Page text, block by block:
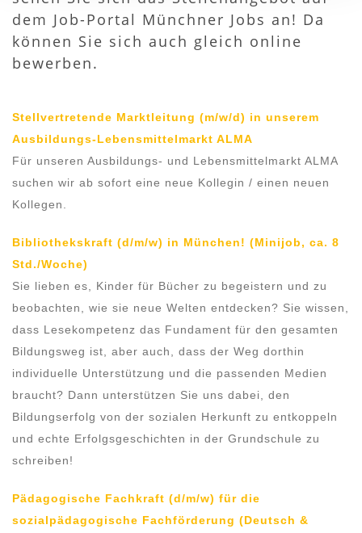
dem Job-Portal Münchner Jobs an! Da
können Sie sich auch gleich online
bewerben.
Stellvertretende Marktleitung (m/w/d) in unserem
Ausbildungs-Lebensmittelmarkt ALMA
Für unseren Ausbildungs- und Lebensmittelmarkt ALMA
suchen wir ab sofort eine neue Kollegin / einen neuen
Kollegen.
Bibliothekskraft (d/m/w) in München! (Minijob, ca. 8
Std./Woche)
Sie lieben es, Kinder für Bücher zu begeistern und zu
beobachten, wie sie neue Welten entdecken? Sie wissen,
dass Lesekompetenz das Fundament für den gesamten
Bildungsweg ist, aber auch, dass der Weg dorthin
individuelle Unterstützung und die passenden Medien
braucht? Dann unterstützen Sie uns dabei, den
Bildungserfolg von der sozialen Herkunft zu entkoppeln
und echte Erfolgsgeschichten in der Grundschule zu
schreiben!
Pädagogische Fachkraft (d/m/w) für die
sozialpädagogische Fachförderung (Deutsch &